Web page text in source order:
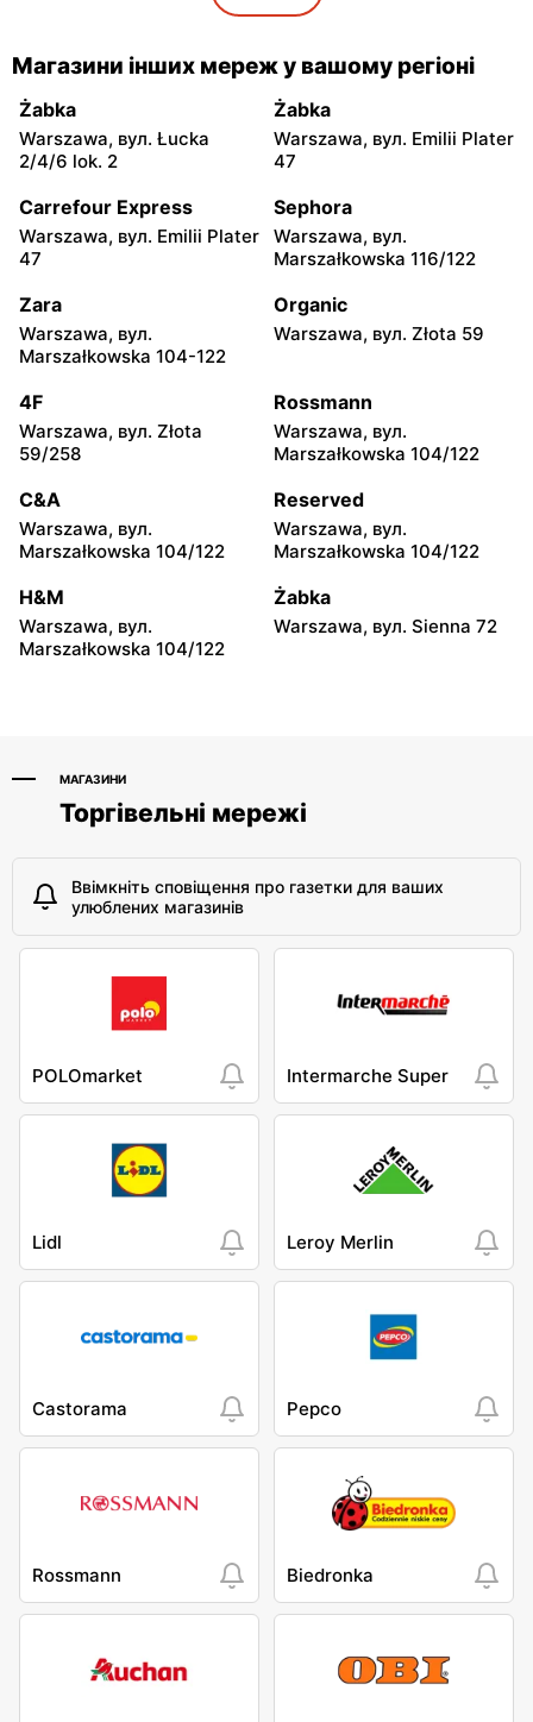
moje sklepy
Gorzyce, вул. Szkolna 44
moje sklepy
Grębów, вул. Wydrza 180
moje sklepy
Jadachy, вул. Jadachy 111
moje sklepy
Jeżowe, вул. Zalesie 77
moje sklepy
Kazimierza Wielka, вул.
Kolejowa 15
moje sklepy
Kamień, вул. Błonie 23
moje sklepy
Górki, вул. Górki 71
moje sklepy
Gumniska, вул. Gumniska
moje sklepy
Iwierzyce, вул. Iwierzyce
152A
moje sklepy
Tczew, вул. Franciszka
Żwirki 61
moje sklepy
Hyżne, вул. Hyżne 100
moje sklepy
Jarosław, вул. Pełkińska
147
moje sklepy
Niebylec, вул. Niebylec 139
moje sklepy
Opole, вул. Grudzicka 45
Магазини інших мереж у вашому регіоні
Żabka
Warszawa, вул. Łucka
2/4/6 lok. 2
Żabka
Warszawa, вул. Emilii Plater
47
Carrefour Express
Warszawa, вул. Emilii Plater
47
Sephora
Warszawa, вул.
Marszałkowska 116/122
Zara
Warszawa, вул.
Marszałkowska 104-122
Organic
Warszawa, вул. Złota 59
4F
Warszawa, вул. Złota
59/258
Rossmann
Warszawa, вул.
Marszałkowska 104/122
C&A
Warszawa, вул.
Marszałkowska 104/122
Reserved
Warszawa, вул.
Marszałkowska 104/122
H&M
Warszawa, вул.
Marszałkowska 104/122
Żabka
Warszawa, вул. Sienna 72
МАГАЗИНИ
Торгівельні мережі
Ввімкніть сповіщення про газетки для ваших
улюблених магазинів
POLOmarket Intermarche Super
Lidl Leroy Merlin
Castorama Pepco
Rossmann Biedronka